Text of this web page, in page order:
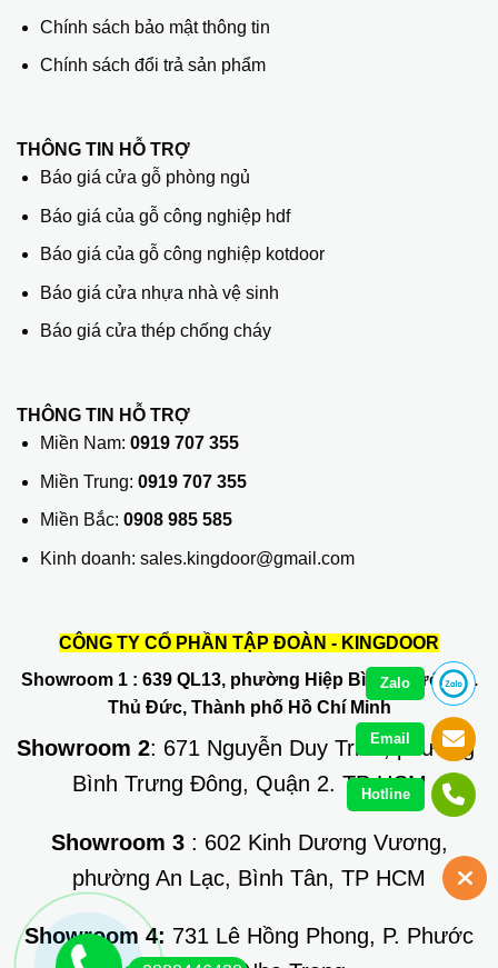
Chính sách bảo mật thông tin
Chính sách đổi trả sản phẩm
THÔNG TIN HỖ TRỢ
Báo giá cửa gỗ phòng ngủ
Báo giá của gỗ công nghiệp hdf
Báo giá của gỗ công nghiệp kotdoor
Báo giá cửa nhựa nhà vệ sinh
Báo giá cửa thép chống cháy
THÔNG TIN HỖ TRỢ
Miền Nam: 0919 707 355
Miền Trung: 0919 707 355
Miền Bắc: 0908 985 585
Kinh doanh: sales.kingdoor@gmail.com
CÔNG TY CỔ PHẦN TẬP ĐOÀN - KINGDOOR
Showroom 1: 639 QL13, phường Hiệp Bình Phước, Q.
Thủ Đức, Thành phố Hồ Chí Minh
Showroom 2: 671 Nguyễn Duy Trinh, phường
Bình Trưng Đông, Quận 2. TP HCM
Showroom 3: 602 Kinh Dương Vương,
phường An Lạc, Bình Tân, TP HCM
Showroom 4: 731 Lê Hồng Phong, P. Phước
Zalo
Email
Hotline